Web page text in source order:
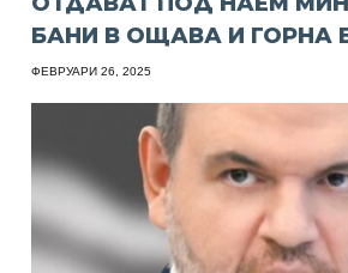
БАНИ В ОЩАВА И ГОРНА
ФЕВРУАРИ 26, 2025